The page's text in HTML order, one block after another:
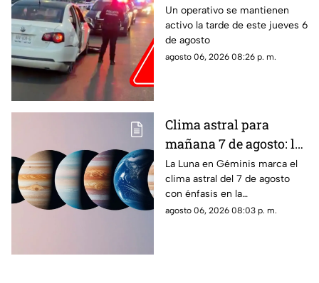
Aguascalientes?
Reportan persecución y
accidente vehicular
Un operativo se mantienen
activo la tarde de este jueves 6
de agosto
agosto 06, 2026 08:26 p. m.
Clima astral para
mañana 7 de agosto: la
Luna cambia a Géminis
y favorece la
comunicación
La Luna en Géminis marca el
clima astral del 7 de agosto
con énfasis en la
comunicación, las ideas y los
agosto 06, 2026 08:03 p. m.